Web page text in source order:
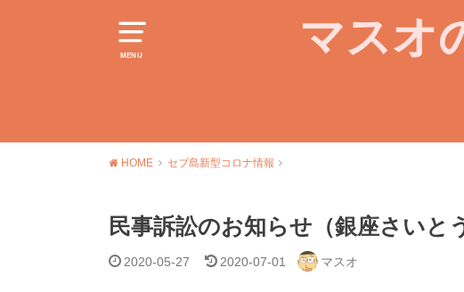
MENU
マスオ
HOME セブ島新型コロナ情報
民事訴訟のお知らせ（銀座さいと
2020-05-27 2020-07-01 マスオ